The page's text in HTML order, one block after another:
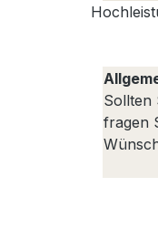
Sollten
fragen